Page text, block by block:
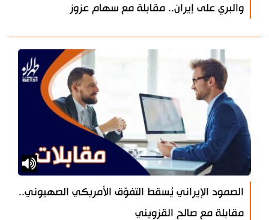
والبري على إيران.. مقابلة مع سهام عزوز
الصمود الإيراني يُسقط التفوّق الأمريكي الصهيوني..
مقابلة مع صالح القزويني